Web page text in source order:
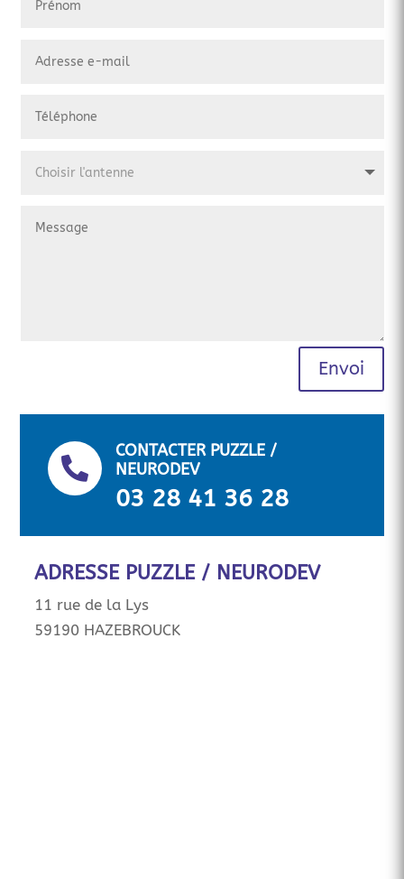
Envoi

CONTACTER PUZZLE /
NEURODEV
03 28 41 36 28
ADRESSE PUZZLE / NEURODEV
11 rue de la Lys
59190 HAZEBROUCK